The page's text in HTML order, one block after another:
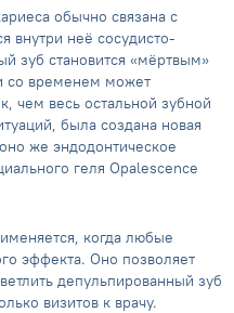
обычно связана с
внутри неё сосудисто-
зуб становится «мёртвым»
со временем может
чем весь остальной зубной
была создана новая
же эндодонтическое
геля Opalescence
когда любые
эффекта. Оно позволяет
депульпированный зуб
визитов к врачу.